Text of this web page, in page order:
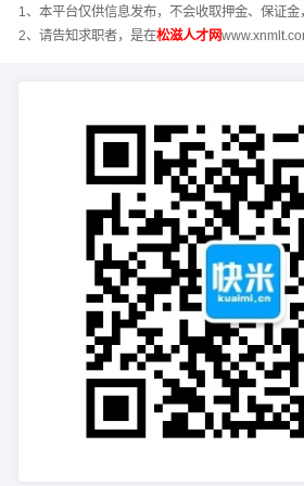
1、本平台仅供信息发布，不会收取押金、保证金
2、请告知求职者，是在松滋人才网